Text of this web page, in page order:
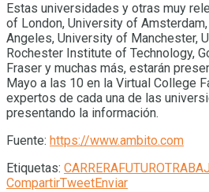
Estas universidades y otras muy
of London, University of
Angeles, University of Manchester,
Rochester Institute of Technology,
Fraser y muchas más, estarán
Mayo a las 10 en la Virtual College
expertos de cada una de las
presentando la información.
Fuente: https://www.ambito.com
Etiquetas: CARRERAFUTURO
CompartirTweetEnviar